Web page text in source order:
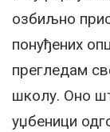
озбиљно
понуђених
прегледам
школу. Оно
уџбеници